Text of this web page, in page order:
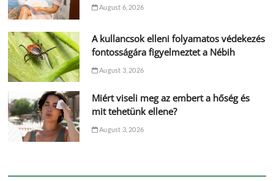
August 6, 2026
A kullancsok elleni folyamatos védekezés
fontosságára figyelmeztet a Nébih
August 3, 2026
Miért viseli meg az embert a hőség és
mit tehetünk ellene?
August 3, 2026